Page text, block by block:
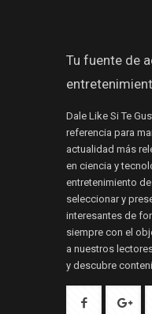
Tu fuente de
Dale Like Si Te
referencia para
actualidad más
en ciencia y
entretenimiento
seleccionar y
interesantes de
siempre con el
a nuestros
y descubre